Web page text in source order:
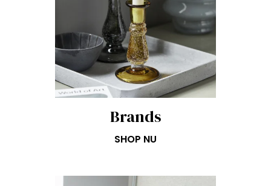
Brands
SHOP NU